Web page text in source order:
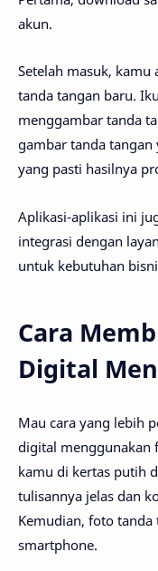
akun.
Setelah masuk,
tanda tangan baru.
menggambar tanda
gambar tanda tangan
yang pasti hasilnya
Aplikasi-aplikasi ini
integrasi dengan
untuk kebutuhan
Cara
Digital
Mau cara yang lebih
digital menggunakan
kamu di kertas putih
tulisannya jelas dan
Kemudian, foto
smartphone.